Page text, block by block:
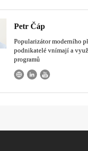
Petr Čáp
Popularizátor moderního
podnikatelé vnímají a
programů